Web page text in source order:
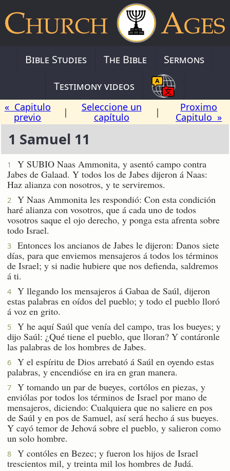
Bible Studies The Bible
Sermons
Testimony videos
« Capitulo
previo
|
Seleccione un
capítulo
|
Proximo
Capitulo »
1 Samuel 11
1
Y SUBIO Naas Ammonita, y asentó campo contra
Jabes de Galaad. Y todos los de Jabes dijeron á Naas:
Haz alianza con nosotros, y te serviremos.
2
Y Naas Ammonita les respondió: Con esta condición
haré alianza con vosotros, que á cada uno de todos
vosotros saque el ojo derecho, y ponga esta afrenta sobre
todo Israel.
3
Entonces los ancianos de Jabes le dijeron: Danos siete
días, para que enviemos mensajeros á todos los términos
de Israel; y si nadie hubiere que nos defienda, saldremos
á ti.
4
Y llegando los mensajeros á Gabaa de Saúl, dijeron
estas palabras en oídos del pueblo; y todo el pueblo lloró
á voz en grito.
5
Y he aquí Saúl que venía del campo, tras los bueyes; y
dijo Saúl: ¿Qué tiene el pueblo, que lloran? Y contáronle
las palabras de los hombres de Jabes.
6
Y el espíritu de Dios arrebató á Saúl en oyendo estas
palabras, y encendióse en ira en gran manera.
7
Y tomando un par de bueyes, cortólos en piezas, y
enviólas por todos los términos de Israel por mano de
mensajeros, diciendo: Cualquiera que no saliere en pos
de Saúl y en pos de Samuel, así será hecho á sus bueyes.
Y cayó temor de Jehová sobre el pueblo, y salieron como
un solo hombre.
8
Y contóles en Bezec; y fueron los hijos de Israel
trescientos mil, y treinta mil los hombres de Judá.